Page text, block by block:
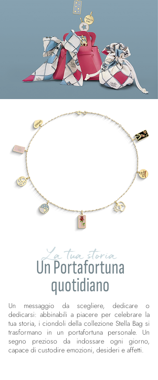
La tua storia
Un Portafortuna
quotidiano
Un messaggio da scegliere, dedicare o
dedicarsi: abbinabili a piacere per celebrare la
tua storia, i ciondoli della collezione Stella Bag si
trasformano in un portafortuna personale. Un
segno prezioso da indossare ogni giorno,
capace di custodire emozioni, desideri e affetti.